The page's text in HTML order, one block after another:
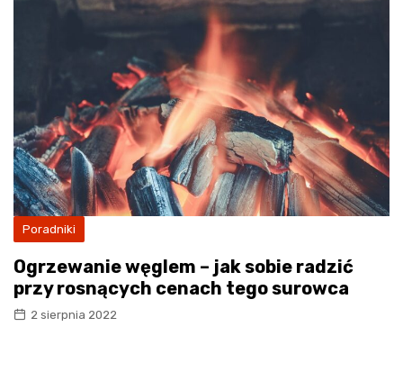
Poradniki
Ogrzewanie węglem – jak sobie radzić
przy rosnących cenach tego surowca
2 sierpnia 2022